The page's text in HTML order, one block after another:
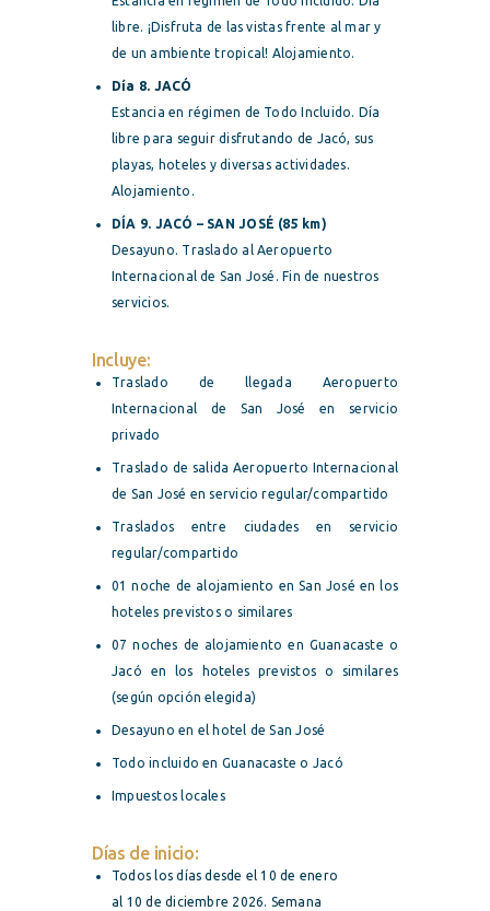
libre. ¡Disfruta de las vistas frente al mar y
de un ambiente tropical! Alojamiento.
Día 8. JACÓ
Estancia en régimen de Todo Incluido. Día
libre para seguir disfrutando de Jacó, sus
playas, hoteles y diversas actividades.
Alojamiento.
DÍA 9. JACÓ – SAN JOSÉ (85 km)
Desayuno. Traslado al Aeropuerto
Internacional de San José. Fin de nuestros
servicios.
Incluye:
Traslado de llegada Aeropuerto
Internacional de San José en servicio
privado
Traslado de salida Aeropuerto Internacional
de San José en servicio regular/compartido
Traslados entre ciudades en servicio
regular/compartido
01 noche de alojamiento en San José en los
hoteles previstos o similares
07 noches de alojamiento en Guanacaste o
Jacó en los hoteles previstos o similares
(según opción elegida)
Desayuno en el hotel de San José
Todo incluido en Guanacaste o Jacó
Impuestos locales
Días de inicio:
Todos los días desde el 10 de enero
al 10 de diciembre 2026. Semana